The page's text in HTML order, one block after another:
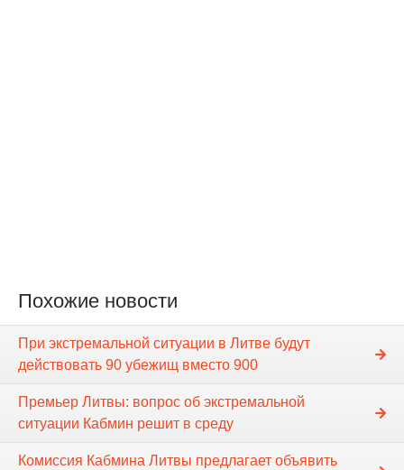
Похожие новости
При экстремальной ситуации в Литве будут
действовать 90 убежищ вместо 900
Премьер Литвы: вопрос об экстремальной
ситуации Кабмин решит в среду
Комиссия Кабмина Литвы предлагает объявить